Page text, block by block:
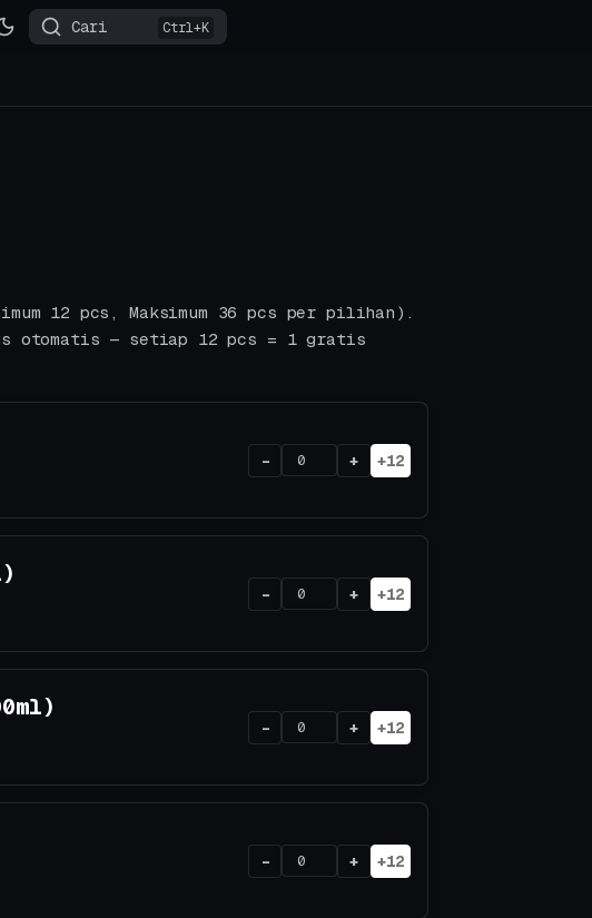
Cari
12 pcs, Maksimum 36 pcs per pilihan).
otomatis — setiap 12 pcs = 1 gratis
- + +12
- + +12
- + +12
- + +12